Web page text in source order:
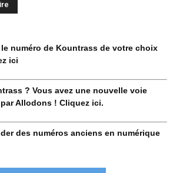
numéro de Kountrass de votre choix
ici
? Vous avez une nouvelle voie
Allodons ! Cliquez ici.
des numéros anciens en numérique